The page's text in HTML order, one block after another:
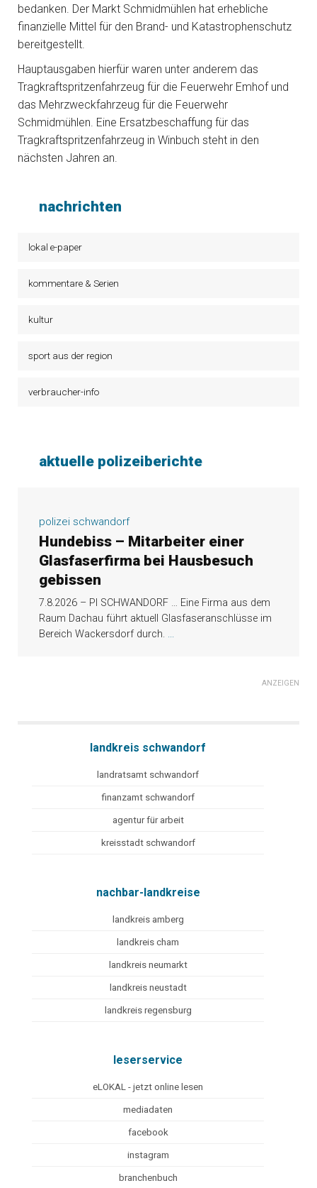
bedanken. Der Markt Schmidmühlen hat erhebliche
finanzielle Mittel für den Brand- und Katastrophenschutz
bereitgestellt.
Hauptausgaben hierfür waren unter anderem das
Tragkraftspritzenfahrzeug für die Feuerwehr Emhof und
das Mehrzweckfahrzeug für die Feuerwehr
Schmidmühlen. Eine Ersatzbeschaffung für das
Tragkraftspritzenfahrzeug in Winbuch steht in den
nächsten Jahren an.
nachrichten
lokal e-paper
kommentare & Serien
kultur
sport aus der region
verbraucher-info
aktuelle polizeiberichte
polizei schwandorf
Hundebiss – Mitarbeiter einer
Glasfaserfirma bei Hausbesuch
gebissen
7.8.2026 – PI SCHWANDORF … Eine Firma aus dem
Raum Dachau führt aktuell Glasfaseranschlüsse im
Bereich Wackersdorf durch. ...
ANZEIGEN
landkreis schwandorf
landratsamt schwandorf
finanzamt schwandorf
agentur für arbeit
kreisstadt schwandorf
nachbar-landkreise
landkreis amberg
landkreis cham
landkreis neumarkt
landkreis neustadt
landkreis regensburg
leserservice
eLOKAL - jetzt online lesen
mediadaten
facebook
instagram
branchenbuch